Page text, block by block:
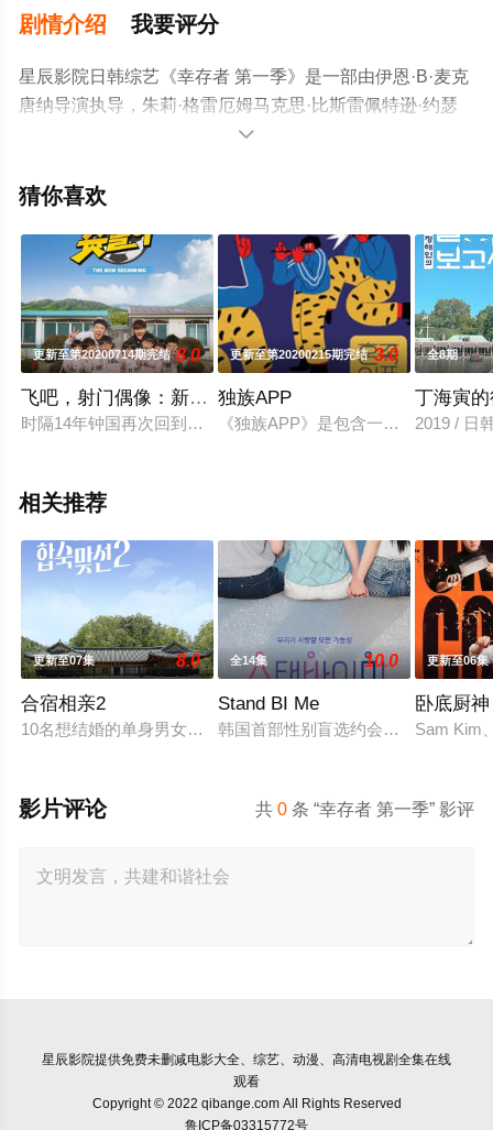
剧情介绍 我要评分
星辰影院日韩综艺《幸存者 第一季》是一部由伊恩·B·麦克
唐纳导演执导，朱莉·格雷厄姆马克思·比斯雷佩特逊·约瑟
夫等明星演员精彩演绎的英国综艺，大结局剧情已揭晓
艺节目就上星辰电影网，更多剧情信息可移步至豆瓣综

猜你喜欢
更新至第20200714期完结 8.0
飞吧，射门偶像：新Begining
时隔14年钟国再次回到射门偶像啦！准备帅气登场的足球教练
更新至第20200215期完结 3.0
独族APP
《独族APP》是包含一个人能做的
全8期
丁海寅
2019 / 日
相关推荐
更新至07集 8.0
合宿相亲2
10名想结婚的单身男女和10名他们的母亲一起合住了6天5夜，为
全14集 10.0
Stand BI Me
韩国首部性别盲选约会真人秀，展现
更新至06集
卧底厨神
Sam Kim
共0 条 “幸存者 第一季” 影评
影片评论
星辰影院提供免费未删减电影大全、综艺、动漫、高清电视剧全集在线
观看
Copyright © 2022 qibange.com All Rights Reserved
鲁ICP备03315772号